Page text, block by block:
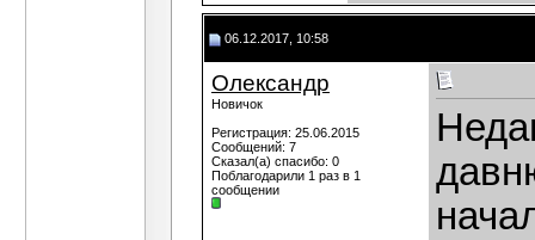
06.12.2017, 10:58
Олександр
Новичок
Регистрация: 25.06.2015
Сообщений: 7
Сказал(а) спасибо: 0
Поблагодарили 1 раз в 1
сообщении